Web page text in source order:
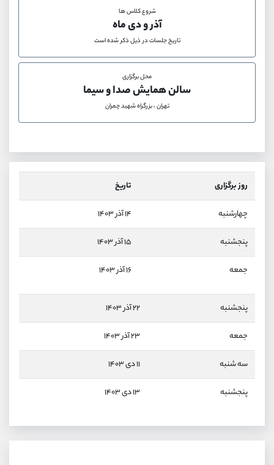
شروع کلاس ها
آذر و دی ماه
تاریخ جلسات در ذیل ذکر شده است
محل برگزاری
سالن همایش صدا و سیما
تهران ، بزرگراه شهید چمران
روز برگزاری تاریخ
چهارشنبه ۱۴ آذر ۱۴۰۳
پنجشنبه ۱۵ آذر ۱۴۰۳
جمعه ۱۶ آذر ۱۴۰۳
پنجشنبه ۲۲ آذر ۱۴۰۳
جمعه ۲۳ آذر ۱۴۰۳
سه شنبه ۱۱ دی ۱۴۰۳
پنجشنبه ۱۳ دی ۱۴۰۳